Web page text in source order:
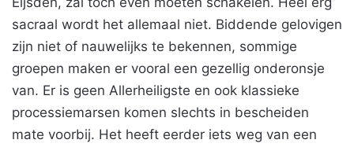
sacraal wordt het allemaal niet. Biddende gelovigen
zijn niet of nauwelijks te bekennen, sommige
groepen maken er vooral een gezellig onderonsje
van. Er is geen Allerheiligste en ook klassieke
processiemarsen komen slechts in bescheiden
mate voorbij. Het heeft eerder iets weg van een